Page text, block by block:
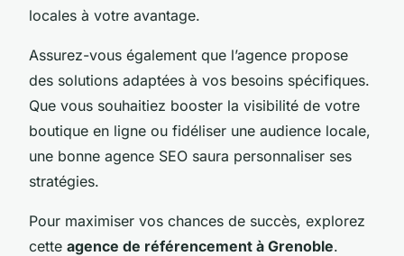
locales à votre avantage.
Assurez-vous également que l’agence propose
des solutions adaptées à vos besoins spécifiques.
Que vous souhaitiez booster la visibilité de votre
boutique en ligne ou fidéliser une audience locale,
une bonne agence SEO saura personnaliser ses
stratégies.
Pour maximiser vos chances de succès, explorez
cette agence de référencement à Grenoble.